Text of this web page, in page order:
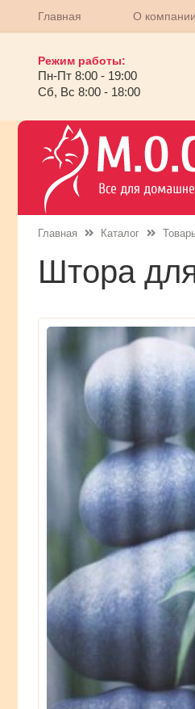
Главная О компании
Режим работы:
Пн-Пт 8:00 - 19:00
Сб, Вс 8:00 - 18:00
Главная Каталог
Штора